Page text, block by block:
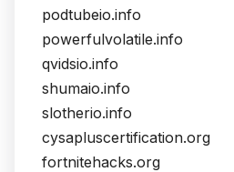
podtubeio.info
powerfulvolatile.info
qvidsio.info
shumaio.info
slotherio.info
cysapluscertification.org
fortnitehacks.org